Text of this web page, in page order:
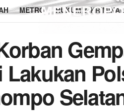
METRO HUKUM & KRIMINAL
Lakukan